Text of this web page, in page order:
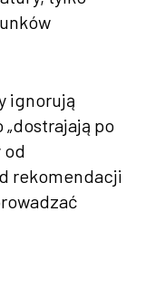
ignorują
po
od
rekomendacji